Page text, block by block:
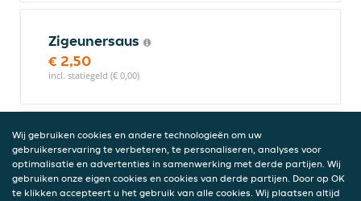
Zigeunersaus
€ 2,50
incl. statiegeld (€ 0,00)
Whiskysaus
€ 1,25
incl. statiegeld (€ 0,00)
Wij gebruiken cookies en andere technologieën om uw
gebruikerservaring te verbeteren, te personaliseren, analyses voor
optimalisatie en advertenties in samenwerking met derde partijen. Wij
gebruiken onze eigen cookies en cookies van derde partijen. Door op OK
te klikken accepteert u het gebruik van alle cookies. Wij plaatsen altijd